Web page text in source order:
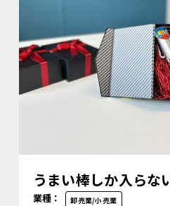
うまい棒しか入らな
業種： 卸売業/小売業